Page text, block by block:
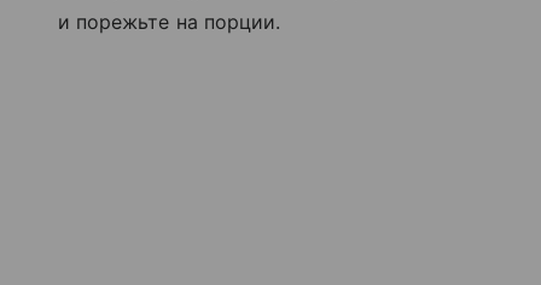
и порежьте на порции.